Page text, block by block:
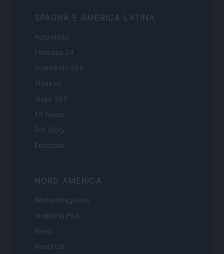
SPAGNA E AMERICA LATINA
Actualidad
Finanzas 24
Investindo 365
Think.es
Viajar 365
ES Newz
Pet Story
Encocina
NORD AMERICA
Womanmagazine
Investing Plus
Newz
Newz US